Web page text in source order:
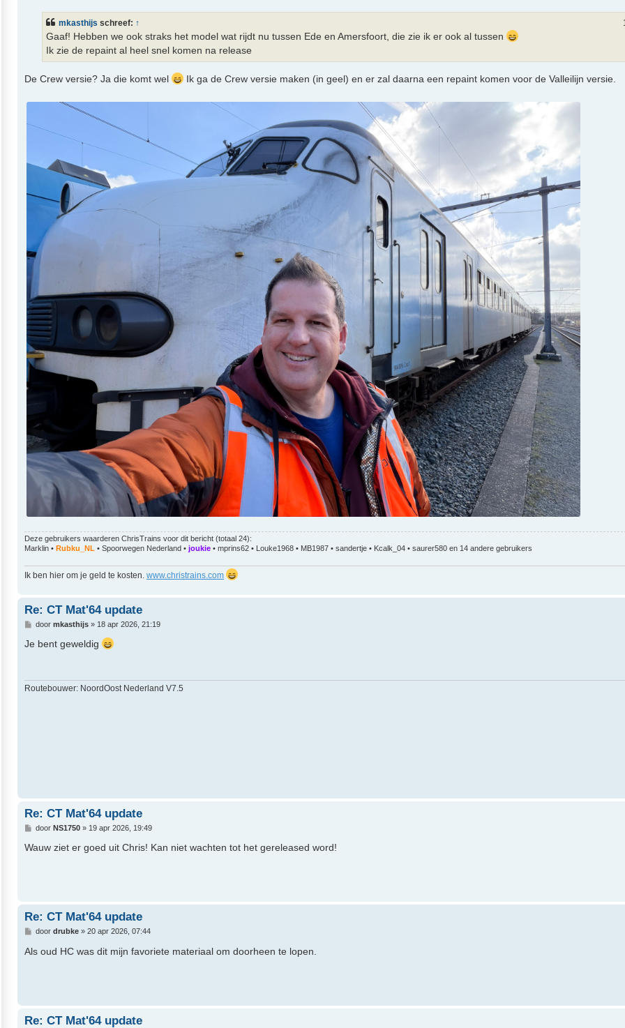
mkasthijs schreef: ↑
Gaaf! Hebben we ook straks het model wat rijdt nu tussen Ede en Amersfoort, die zie ik er ook al tussen
Ik zie de repaint al heel snel komen na release
De Crew versie? Ja die komt wel Ik ga de Crew versie maken (in geel) en er zal daarna een repaint komen voor de Valleilijn versie.
Deze gebruikers waarderen ChrisTrains voor dit bericht (totaal 24):
Marklin • Rubku_NL • Spoorwegen Nederland • joukie • mprins62 • Louke1968 • MB1987 • sandertje • Kcalk_04 • saurer580 en 14 andere gebruikers
Ik ben hier om je geld te kosten. www.christrains.com
Re: CT Mat'64 update
B
r
door mkasthijs» 18 apr 2026, 21:19
Je bent geweldig
Routebouwer: NoordOost Nederland V7.5
Re: CT Mat'64 update
B
r
door NS1750» 19 apr 2026, 19:49
Wauw ziet er goed uit Chris! Kan niet wachten tot het gereleased word!
Re: CT Mat'64 update
B
r
door drubke» 20 apr 2026, 07:44
Als oud HC was dit mijn favoriete materiaal om doorheen te lopen.
Re: CT Mat'64 update